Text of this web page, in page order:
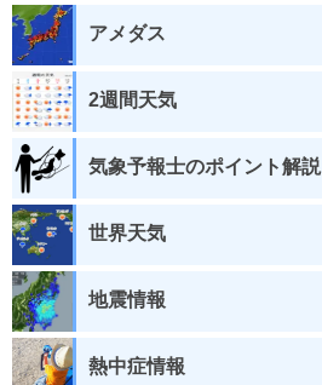
アメダス
2週間天気
気象予報士のポイント解説
世界天気
地震情報
熱中症情報